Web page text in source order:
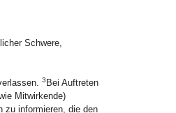
Schwere,
3 Bei Auftreten
Mitwirkende)
zu informieren, die den